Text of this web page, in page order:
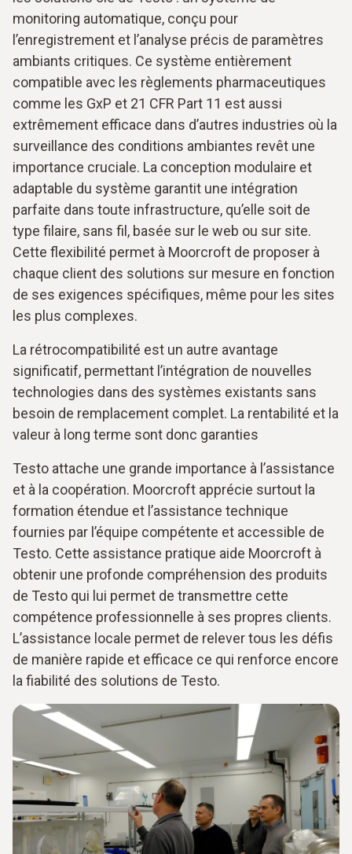
monitoring automatique, conçu pour
l’enregistrement et l’analyse précis de paramètres
ambiants critiques. Ce système entièrement
compatible avec les règlements pharmaceutiques
comme les GxP et 21 CFR Part 11 est aussi
extrêmement efficace dans d’autres industries où la
surveillance des conditions ambiantes revêt une
importance cruciale. La conception modulaire et
adaptable du système garantit une intégration
parfaite dans toute infrastructure, qu’elle soit de
type filaire, sans fil, basée sur le web ou sur site.
Cette flexibilité permet à Moorcroft de proposer à
chaque client des solutions sur mesure en fonction
de ses exigences spécifiques, même pour les sites
les plus complexes.
La rétrocompatibilité est un autre avantage
significatif, permettant l’intégration de nouvelles
technologies dans des systèmes existants sans
besoin de remplacement complet. La rentabilité et la
valeur à long terme sont donc garanties
Testo attache une grande importance à l’assistance
et à la coopération. Moorcroft apprécie surtout la
formation étendue et l’assistance technique
fournies par l’équipe compétente et accessible de
Testo. Cette assistance pratique aide Moorcroft à
obtenir une profonde compréhension des produits
de Testo qui lui permet de transmettre cette
compétence professionnelle à ses propres clients.
L’assistance locale permet de relever tous les défis
de manière rapide et efficace ce qui renforce encore
la fiabilité des solutions de Testo.